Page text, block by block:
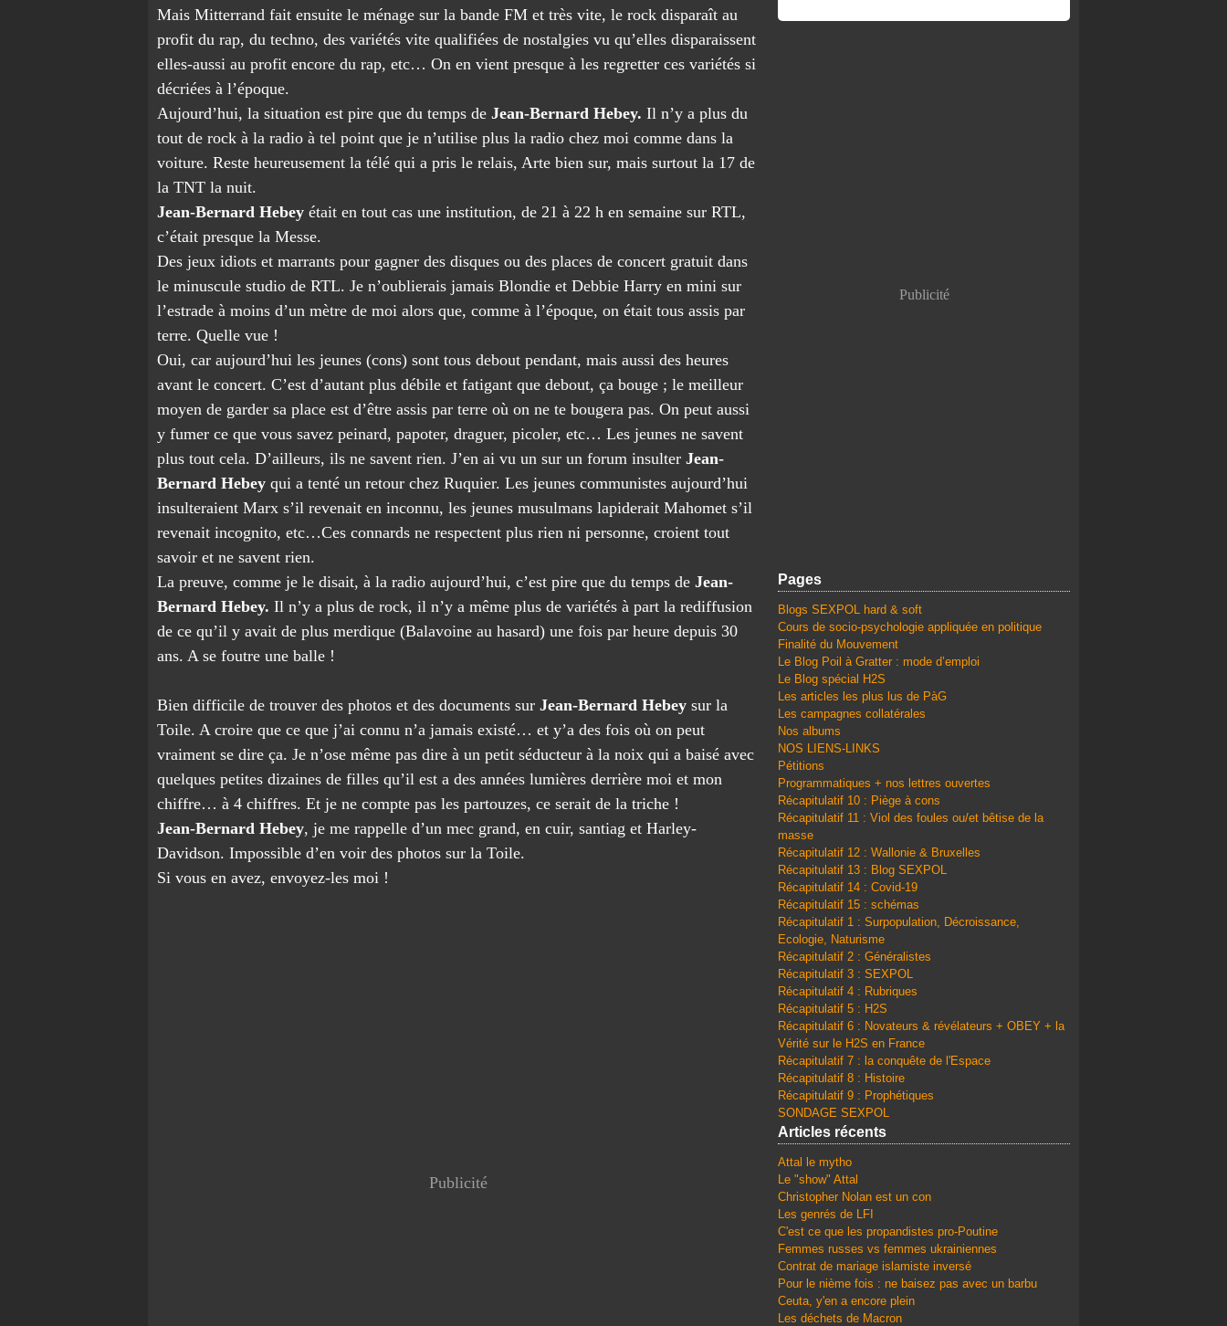
Mais Mitterrand fait ensuite le ménage sur la bande FM et très vite, le rock disparaît au
profit du rap, du techno, des variétés vite qualifiées de nostalgies vu qu’elles disparaissent
elles-aussi au profit encore du rap, etc… On en vient presque à les regretter ces variétés si
décriées à l’époque.
Aujourd’hui, la situation est pire que du temps de Jean-Bernard Hebey. Il n’y a plus du
tout de rock à la radio à tel point que je n’utilise plus la radio chez moi comme dans la
voiture. Reste heureusement la télé qui a pris le relais, Arte bien sur, mais surtout la 17 de
la TNT la nuit.
Jean-Bernard Hebey était en tout cas une institution, de 21 à 22 h en semaine sur RTL,
c’était presque la Messe.
Des jeux idiots et marrants pour gagner des disques ou des places de concert gratuit dans
le minuscule studio de RTL. Je n’oublierais jamais Blondie et Debbie Harry en mini sur
l’estrade à moins d’un mètre de moi alors que, comme à l’époque, on était tous assis par
terre. Quelle vue !
Oui, car aujourd’hui les jeunes (cons) sont tous debout pendant, mais aussi des heures
avant le concert. C’est d’autant plus débile et fatigant que debout, ça bouge ; le meilleur
moyen de garder sa place est d’être assis par terre où on ne te bougera pas. On peut aussi
y fumer ce que vous savez peinard, papoter, draguer, picoler, etc… Les jeunes ne savent
plus tout cela. D’ailleurs, ils ne savent rien. J’en ai vu un sur un forum insulter Jean-
Bernard Hebey qui a tenté un retour chez Ruquier. Les jeunes communistes aujourd’hui
insulteraient Marx s’il revenait en inconnu, les jeunes musulmans lapiderait Mahomet s’il
revenait incognito, etc…Ces connards ne respectent plus rien ni personne, croient tout
savoir et ne savent rien.
La preuve, comme je le disait, à la radio aujourd’hui, c’est pire que du temps de Jean-
Bernard Hebey. Il n’y a plus de rock, il n’y a même plus de variétés à part la rediffusion
de ce qu’il y avait de plus merdique (Balavoine au hasard) une fois par heure depuis 30
ans. A se foutre une balle !
Bien difficile de trouver des photos et des documents sur Jean-Bernard Hebey sur la
Toile. A croire que ce que j’ai connu n’a jamais existé… et y’a des fois où on peut
vraiment se dire ça. Je n’ose même pas dire à un petit séducteur à la noix qui a baisé avec
quelques petites dizaines de filles qu’il est a des années lumières derrière moi et mon
chiffre… à 4 chiffres. Et je ne compte pas les partouzes, ce serait de la triche !
Jean-Bernard Hebey, je me rappelle d’un mec grand, en cuir, santiag et Harley-
Davidson. Impossible d’en voir des photos sur la Toile.
Si vous en avez, envoyez-les moi !
Publicité
Publicité
Pages
Blogs SEXPOL hard & soft
Cours de socio-psychologie appliquée en politique
Finalité du Mouvement
Le Blog Poil à Gratter : mode d’emploi
Le Blog spécial H2S
Les articles les plus lus de PàG
Les campagnes collatérales
Nos albums
NOS LIENS-LINKS
Pétitions
Programmatiques + nos lettres ouvertes
Récapitulatif 10 : Piège à cons
Récapitulatif 11 : Viol des foules ou/et bêtise de la
masse
Récapitulatif 12 : Wallonie & Bruxelles
Récapitulatif 13 : Blog SEXPOL
Récapitulatif 14 : Covid-19
Récapitulatif 15 : schémas
Récapitulatif 1 : Surpopulation, Décroissance,
Ecologie, Naturisme
Récapitulatif 2 : Généralistes
Récapitulatif 3 : SEXPOL
Récapitulatif 4 : Rubriques
Récapitulatif 5 : H2S
Récapitulatif 6 : Novateurs & révélateurs + OBEY + la
Vérité sur le H2S en France
Récapitulatif 7 : la conquête de l'Espace
Récapitulatif 8 : Histoire
Récapitulatif 9 : Prophétiques
SONDAGE SEXPOL
Articles récents
Attal le mytho
Le "show" Attal
Christopher Nolan est un con
Les genrés de LFI
C'est ce que les propandistes pro-Poutine
Femmes russes vs femmes ukrainiennes
Contrat de mariage islamiste inversé
Pour le nième fois : ne baisez pas avec un barbu
Ceuta, y'en a encore plein
Les déchets de Macron